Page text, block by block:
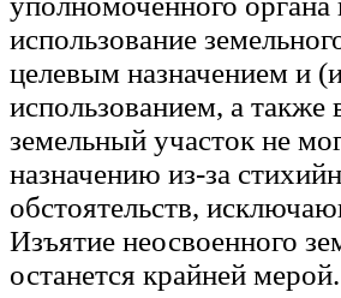
использование
целевым назначением и
использованием, а также
земельный участок не
назначению из-за
обстоятельств,
Изъятие неосвоенного
останется крайней